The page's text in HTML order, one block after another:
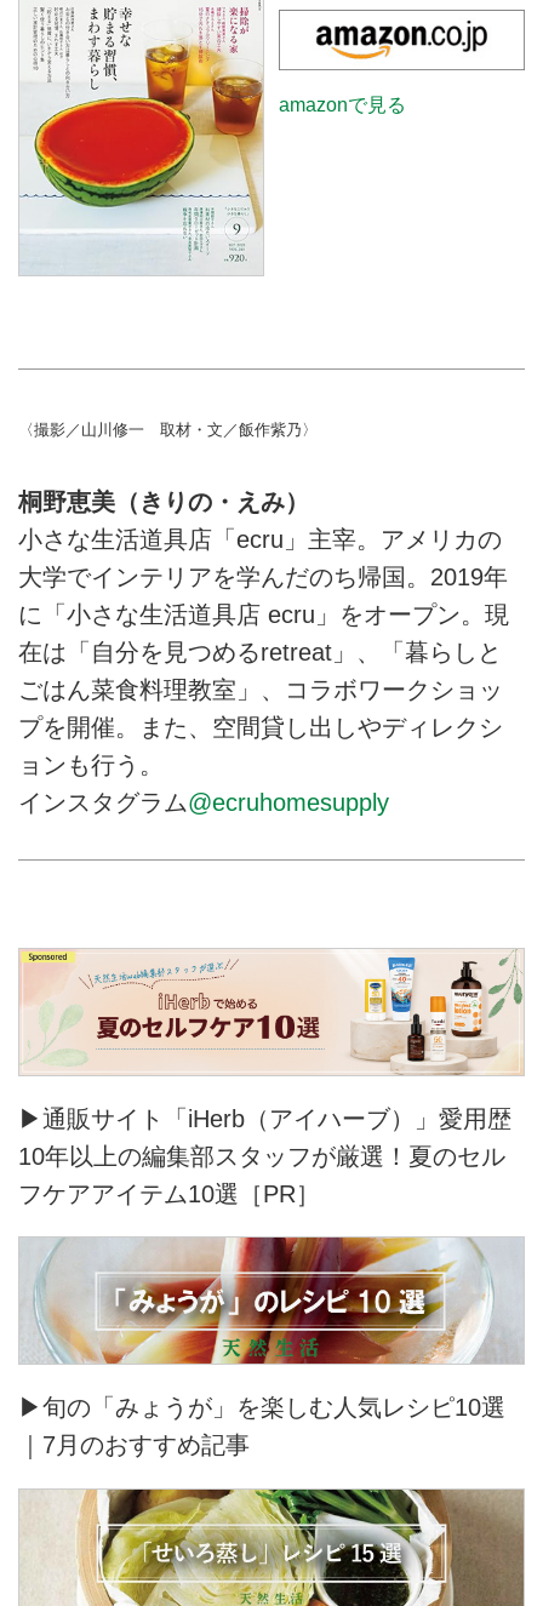
amazonで見る
〈撮影／山川修一 取材・文／飯作紫乃〉
桐野恵美（きりの・えみ）
小さな生活道具店「ecru」主宰。アメリカの
大学でインテリアを学んだのち帰国。2019年
に「小さな生活道具店 ecru」をオープン。現
在は「自分を見つめるretreat」、「暮らしと
ごはん菜食料理教室」、コラボワークショッ
プを開催。また、空間貸し出しやディレクシ
ョンも行う。
インスタグラム@ecruhomesupply
▶通販サイト「iHerb（アイハーブ）」愛用歴
10年以上の編集部スタッフが厳選！夏のセル
フケアアイテム10選［PR］
▶旬の「みょうが」を楽しむ人気レシピ10選
｜7月のおすすめ記事